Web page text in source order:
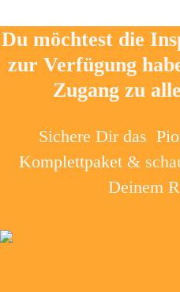
Du möchtest die
zur Verfügung
Zugang zu
Sichere Dir das
Komplettpaket&
Deinem